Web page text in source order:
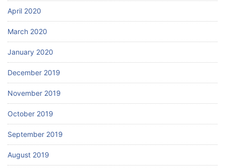
April 2020
March 2020
January 2020
December 2019
November 2019
October 2019
September 2019
August 2019